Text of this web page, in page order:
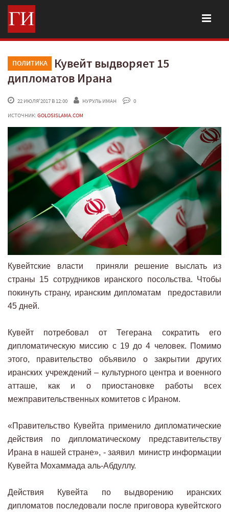
ПОЛИТИКА
Кувейт выдворяет 15
дипломатов Ирана
22 ИЮЛЯ'2017 В 12:00 НУРУЛЬ ИМАН
0
ИСТОЧНИК: GOLOSISLAMA.COM
Кувейтские власти приняли решение выслать из
страны 15 сотрудников иранского посольства. Чтобы
покинуть страну, иранским дипломатам предоставили
45 дней.
Кувейт потребовал от Тегерана сократить его
дипломатическую миссию с 19 до 4 человек. Помимо
этого, правительство объявило о закрытии других
иранских учреждений – культурного центра и военного
атташе, как и о приостановке работы всех
межправительственных комитетов с Ираном.
«Правительство Кувейта применило дипломатические
действия по дипломатическому представительству
Ирана в нашей стране», - заявил министр информации
Кувейта Мохаммада аль-Абдуллу.
Действия Кувейта по выдворению иранских
дипломатов последовали после приговора кувейтского